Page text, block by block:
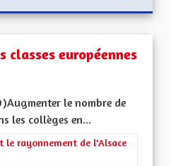
classes européennes
le nombre de
les collèges en...
: La Culture, l'Education et
le rayonnement de l'Alsace